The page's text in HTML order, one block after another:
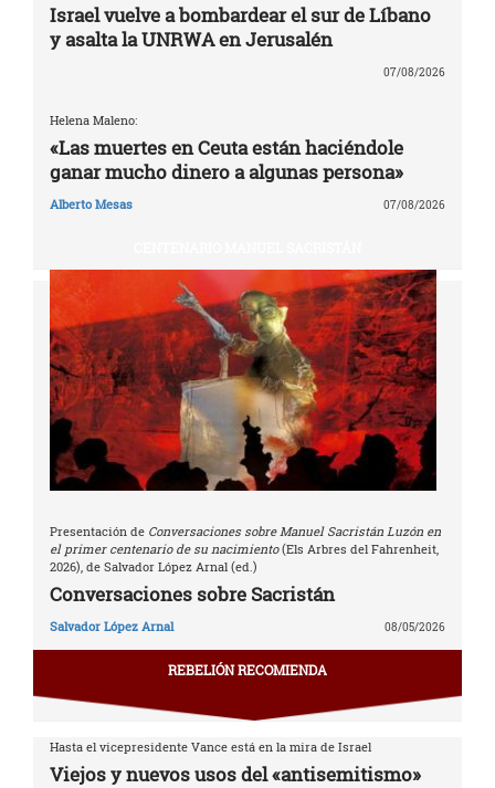
Israel vuelve a bombardear el sur de Líbano
y asalta la UNRWA en Jerusalén
07/08/2026
Helena Maleno:
«Las muertes en Ceuta están haciéndole
ganar mucho dinero a algunas persona»
Alberto Mesas 07/08/2026
Presentación de Conversaciones sobre Manuel Sacristán Luzón en
el primer centenario de su nacimiento(Els Arbres del Fahrenheit,
2026), de Salvador López Arnal (ed.)
Conversaciones sobre Sacristán
Salvador López Arnal 08/05/2026
REBELIÓN RECOMIENDA
Hasta el vicepresidente Vance está en la mira de Israel
Viejos y nuevos usos del «antisemitismo»